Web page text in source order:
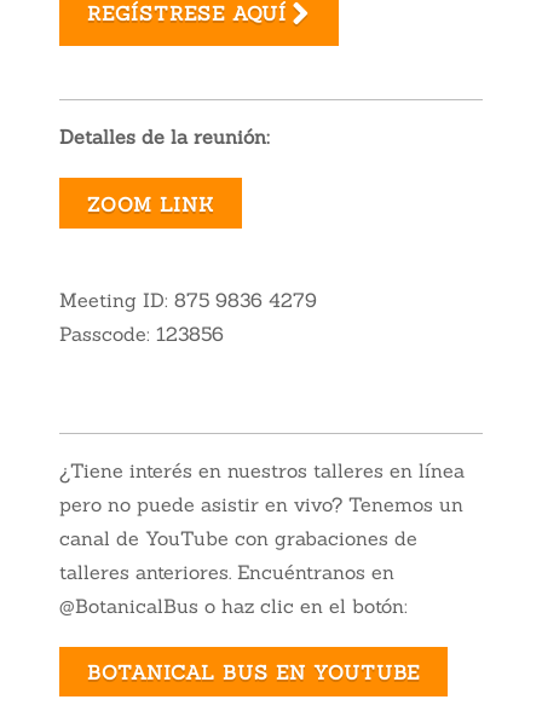
REGÍSTRESE AQUÍ
Detalles de la reunión:
ZOOM LINK
Meeting ID: 875 9836 4279
Passcode: 123856
¿Tiene interés en nuestros talleres en línea
pero no puede asistir en vivo? Tenemos un
canal de YouTube con grabaciones de
talleres anteriores. Encuéntranos en
@BotanicalBus o haz clic en el botón:
BOTANICAL BUS EN YOUTUBE